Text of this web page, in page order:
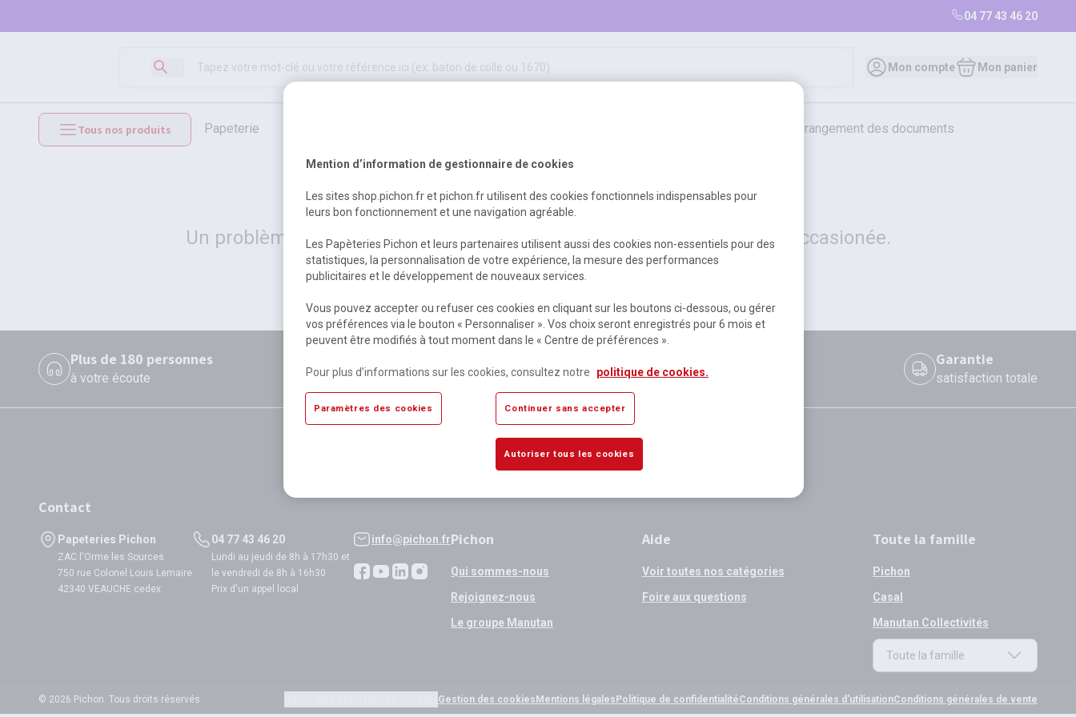
04 77 43 46 20
Mon compte Mon panier
Tous nos produits papeterie bureautique et rangement des documents
mobilier et équipements hygiène, sécurité, 1er secours outils, travaux & entretien
500
Erreur Serveur...
Un problème serveur est survenu. Veuillez nous excuser pour la gêne occasionée.
Retour Retour à l'accueil
Plus de 180 personnes
à votre écoute disponibles si validation avant 12h
Garantie
satisfaction totale
Contact
Papeteries Pichon
ZAC l'Orme les Sources
750 rue Colonel Louis Lemaire
42340 VEAUCHE cedex
04 77 43 46 20
Lundi au jeudi de 8h à 17h30 et
le vendredi de 8h à 16h30
Prix d'un appel local
info@pichon.frPichon
Qui sommes-nous
Rejoignez-nous
Le groupe Manutan
Aide
Voir toutes nos catégories
Foire aux questions
Toute la famille
Pichon
Casal
Manutan Collectivités
Toute la famille
© 2026 Pichon. Tous droits réservés. Gestion des cookies Mentions légales Politique de confidentialitéConditions générales d'utilisationConditions générales de vente
Mention d’information de gestionnaire de cookies
Les sites shop.pichon.fr et pichon.fr utilisent des cookies fonctionnels indispensables pour
leurs bon fonctionnement et une navigation agréable.
Les Papèteries Pichon et leurs partenaires utilisent aussi des cookies non-essentiels pour des
statistiques, la personnalisation de votre expérience, la mesure des performances
publicitaires et le développement de nouveaux services.
Vous pouvez accepter ou refuser ces cookies en cliquant sur les boutons ci-dessous, ou gérer
vos préférences via le bouton « Personnaliser ». Vos choix seront enregistrés pour 6 mois et
peuvent être modifiés à tout moment dans le « Centre de préférences ».
Pour plus d’informations sur les cookies, consultez notre politique de cookies.
Paramètres des cookies Continuer sans accepter
Autoriser tous les cookies